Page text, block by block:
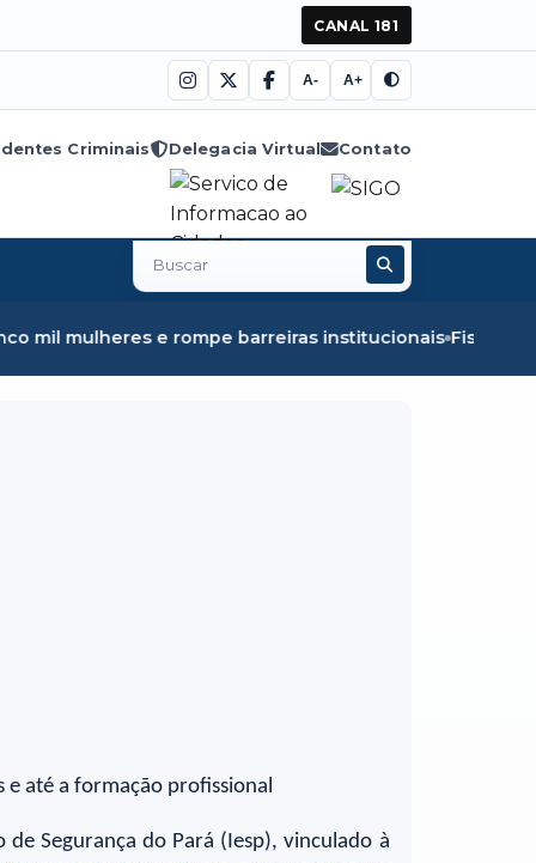
CANAL 181
A- A+
Criminais Delegacia Virtual Contato
Buscar
no
e rompe barreiras institucionais Fiscalização em
até a formação profissional
Segurança do Pará (Iesp), vinculado à